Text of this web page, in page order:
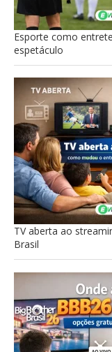
Esporte como
espetáculo
TV aberta ao
Brasil